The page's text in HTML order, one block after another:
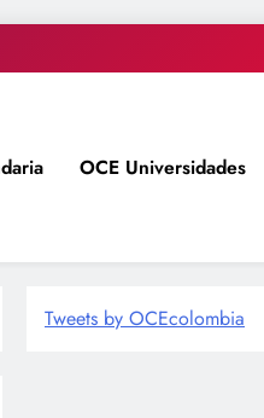
OCE Universidades
Tweets by OCEcolombia